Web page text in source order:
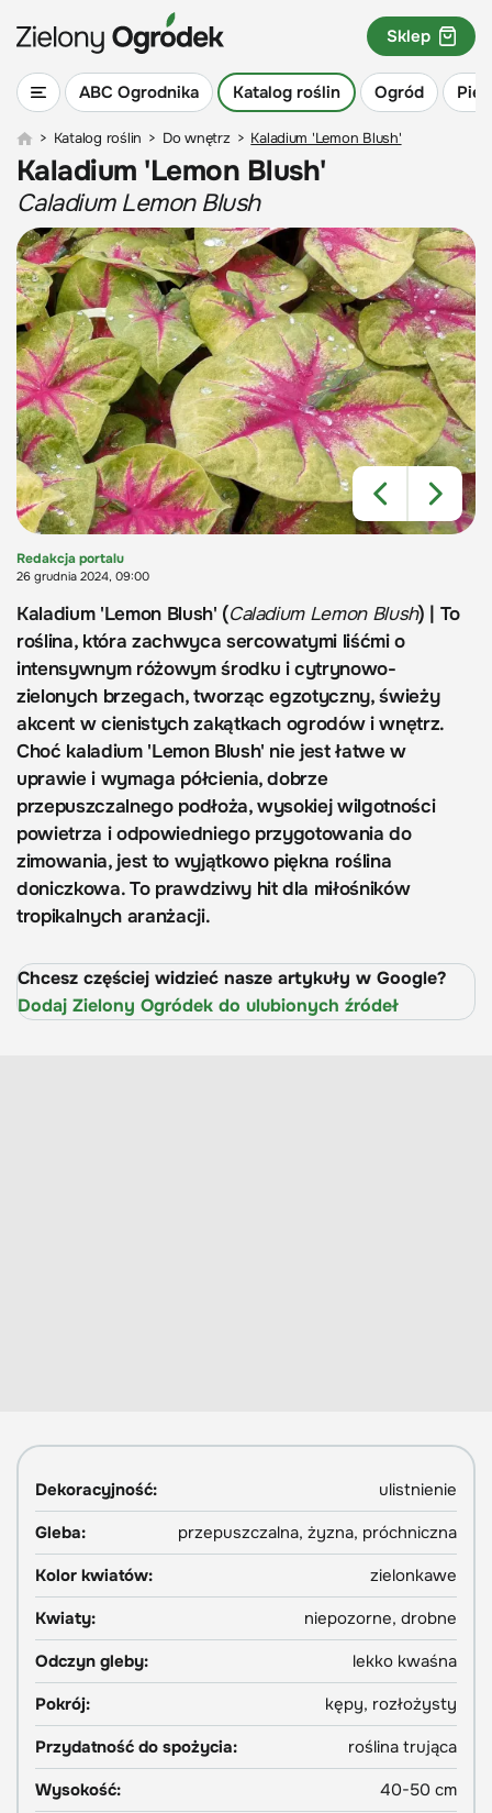
ABC Ogrodnika Katalog roślin Ogród
Sklep
> Katalog roślin > Do wnętrz > Kaladium 'Lemon Blush'
Kaladium 'Lemon Blush'
Caladium Lemon Blush
Redakcja portalu
26 grudnia 2024, 09:00
Kaladium 'Lemon Blush' (Caladium Lemon Blush) | To
roślina, która zachwyca sercowatymi liśćmi o
intensywnym różowym środku i cytrynowo-
zielonych brzegach, tworząc egzotyczny, świeży
akcent w cienistych zakątkach ogrodów i wnętrz.
Choć kaladium 'Lemon Blush' nie jest łatwe w
uprawie i wymaga półcienia, dobrze
przepuszczalnego podłoża, wysokiej wilgotności
powietrza i odpowiedniego przygotowania do
zimowania, jest to wyjątkowo piękna roślina
doniczkowa. To prawdziwy hit dla miłośników
tropikalnych aranżacji.
Chcesz częściej widzieć nasze artykuły w Google?
Dodaj Zielony Ogródek do ulubionych źródeł
Dekoracyjność:
ulistnienie
Gleba:
przepuszczalna, żyzna, próchniczna
Kolor kwiatów:
zielonkawe
Kwiaty:
niepozorne, drobne
Odczyn gleby:
lekko kwaśna
Pokrój:
kępy, rozłożysty
Przydatność do spożycia:
roślina trująca
Wysokość:
40-50 cm